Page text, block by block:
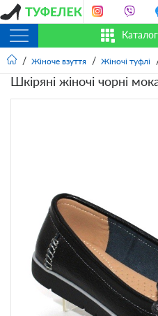
Жіноче взуття Жіночі туфлі
Шкіряні жіночі чорні